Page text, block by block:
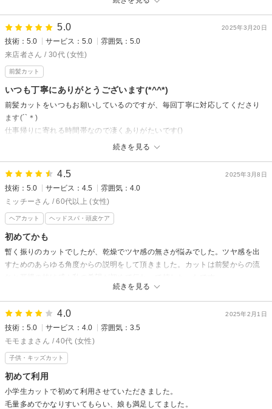
ろ、本日はお休みですとのボイスメッセージがありました)
りました。
何度か伺わせていただきましたが、また新しいお店を探したいと思います。
他のお客様が同じようなお気持ちにならないよう、今後ご対応いただきます
と幸いです。
girouetteからの返信
大変ご迷惑をお掛けし、嫌な思いをさせてしまい申し訳ございませんでし
定休日なのにシステム不具合でご予約がとれるようになってしまっていま
した。
今後このような事が無いよう気をつけて参ります。こちらからご連絡をさ
せて頂いたのですが繋がらず、（留守番電話になる前にお切りしまし
た。）
折り返しをして頂いたとご指摘頂いておりますがこちらで確認したところ
ーに記載はしております。ご自身に合った良い美容室をみつけて下さい。
2025年3月20日
5.0
技術：5.0 サービス：5.0
雰囲気：5.0
来店者さん / 30代 (女性)
前髪カット
いつも丁寧にありがとうございます(*^^*)
続きを見る
前髪カットをいつもお願いしているのですが、毎回丁寧に対応してくださり
ます(´`＊)
仕事帰りに寄れる時間帯なので凄くありがたいです()
いつもありがとうございます!(´▽｀)
2025年3月8日
4.5
技術：5.0 サービス：4.5
雰囲気：4.0
ミッチーさん / 60代以上 (女性)
ヘアカット ヘッドスパ・頭皮ケア
初めてかも
続きを見る
暫く振りのカットでしたが、乾燥でツヤ感の無さが悩みでした。ツヤ感を出
すためのあらゆる角度からの説明をして頂きました。カットは前髪からの流
2025年2月1日
4.0
技術：5.0 サービス：4.0
雰囲気：3.5
モモままさん / 40代 (女性)
子供・キッズカット
初めて利用
小学生カットで初めて利用させていただきました。
毛量多めでかなりすいてもらい、娘も満足してました。